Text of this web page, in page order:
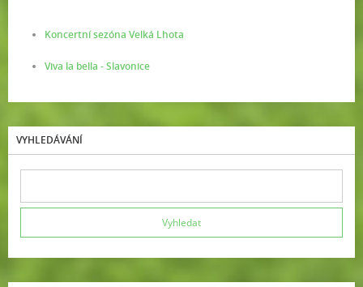
Koncertní sezóna Velká Lhota
Viva la bella - Slavonice
VYHLEDÁVÁNÍ